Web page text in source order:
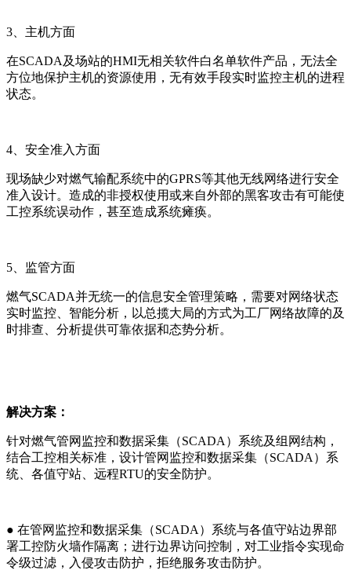
3、主机方面
在SCADA及场站的HMI无相关软件白名单软件产品，无法全
方位地保护主机的资源使用，无有效手段实时监控主机的进程
状态。
4、安全准入方面
现场缺少对燃气输配系统中的GPRS等其他无线网络进行安全
准入设计。造成的非授权使用或来自外部的黑客攻击有可能使
工控系统误动作，甚至造成系统瘫痪。
5、监管方面
燃气SCADA并无统一的信息安全管理策略，需要对网络状态
实时监控、智能分析，以总揽大局的方式为工厂网络故障的及
时排查、分析提供可靠依据和态势分析。
解决方案：
针对燃气管网监控和数据采集（SCADA）系统及组网结构，
结合工控相关标准，设计管网监控和数据采集（SCADA）系
统、各值守站、远程RTU的安全防护。
● 在管网监控和数据采集（SCADA）系统与各值守站边界部
署工控防火墙作隔离；进行边界访问控制，对工业指令实现命
令级过滤，入侵攻击防护，拒绝服务攻击防护。